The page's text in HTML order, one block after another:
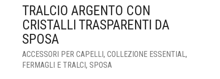
TRALCIO ARGENTO CON
CRISTALLI TRASPARENTI DA
SPOSA
ACCESSORI PER CAPELLI, COLLEZIONE ESSENTIAL,
FERMAGLI E TRALCI, SPOSA